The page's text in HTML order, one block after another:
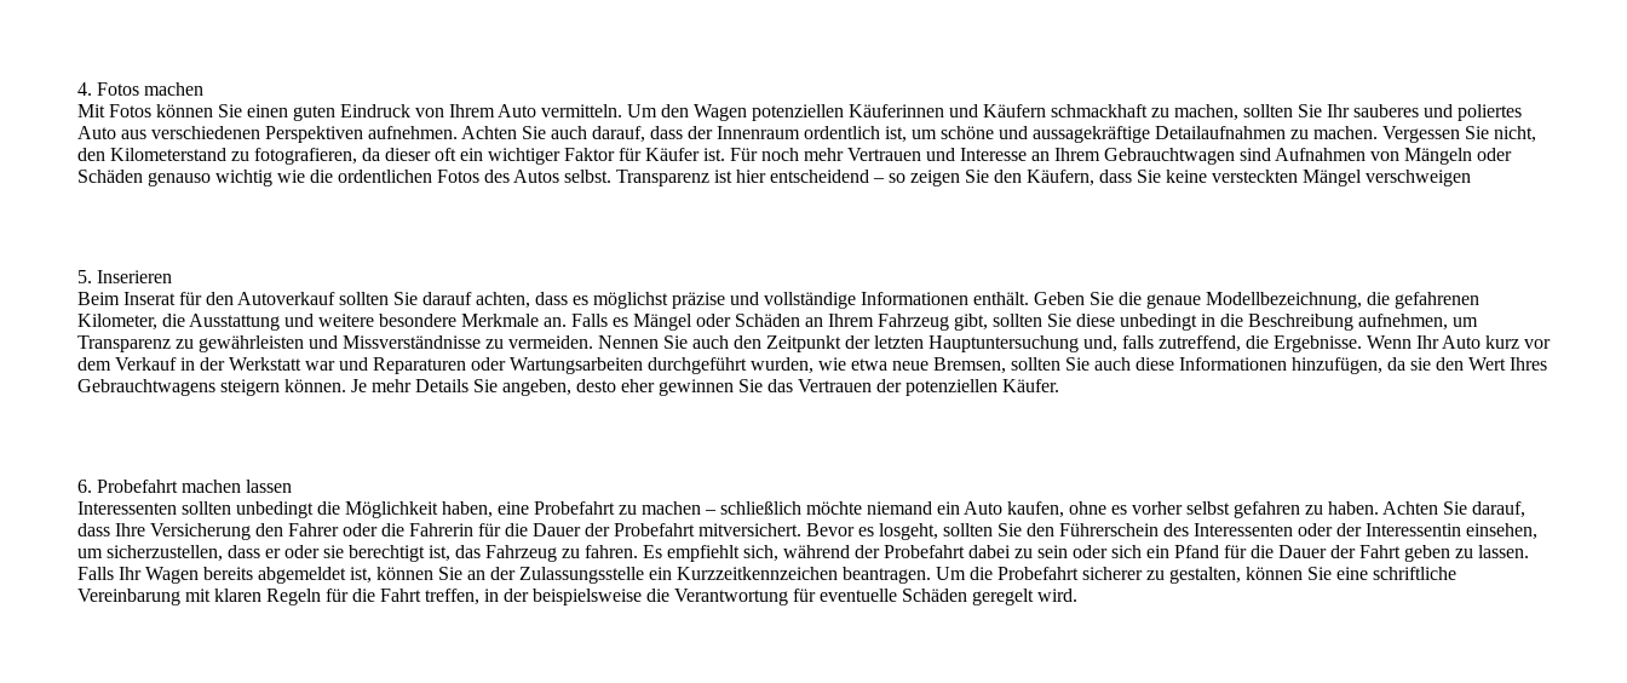
4. Fotos machen
Mit Fotos können Sie einen guten Eindruck von Ihrem Auto vermitteln. Um den Wagen potenziellen Käuferinnen und Käufern schmackhaft zu machen, sollten Sie Ihr sauberes und poliertes
Auto aus verschiedenen Perspektiven aufnehmen. Achten Sie auch darauf, dass der Innenraum ordentlich ist, um schöne und aussagekräftige Detailaufnahmen zu machen. Vergessen Sie nicht,
den Kilometerstand zu fotografieren, da dieser oft ein wichtiger Faktor für Käufer ist. Für noch mehr Vertrauen und Interesse an Ihrem Gebrauchtwagen sind Aufnahmen von Mängeln oder
Schäden genauso wichtig wie die ordentlichen Fotos des Autos selbst. Transparenz ist hier entscheidend – so zeigen Sie den Käufern, dass Sie keine versteckten Mängel verschweigen
5. Inserieren
Beim Inserat für den Autoverkauf sollten Sie darauf achten, dass es möglichst präzise und vollständige Informationen enthält. Geben Sie die genaue Modellbezeichnung, die gefahrenen
Kilometer, die Ausstattung und weitere besondere Merkmale an. Falls es Mängel oder Schäden an Ihrem Fahrzeug gibt, sollten Sie diese unbedingt in die Beschreibung aufnehmen, um
Transparenz zu gewährleisten und Missverständnisse zu vermeiden. Nennen Sie auch den Zeitpunkt der letzten Hauptuntersuchung und, falls zutreffend, die Ergebnisse. Wenn Ihr Auto kurz vor
dem Verkauf in der Werkstatt war und Reparaturen oder Wartungsarbeiten durchgeführt wurden, wie etwa neue Bremsen, sollten Sie auch diese Informationen hinzufügen, da sie den Wert Ihres
Gebrauchtwagens steigern können. Je mehr Details Sie angeben, desto eher gewinnen Sie das Vertrauen der potenziellen Käufer.
6. Probefahrt machen lassen
Interessenten sollten unbedingt die Möglichkeit haben, eine Probefahrt zu machen – schließlich möchte niemand ein Auto kaufen, ohne es vorher selbst gefahren zu haben. Achten Sie darauf,
dass Ihre Versicherung den Fahrer oder die Fahrerin für die Dauer der Probefahrt mitversichert. Bevor es losgeht, sollten Sie den Führerschein des Interessenten oder der Interessentin einsehen,
um sicherzustellen, dass er oder sie berechtigt ist, das Fahrzeug zu fahren. Es empfiehlt sich, während der Probefahrt dabei zu sein oder sich ein Pfand für die Dauer der Fahrt geben zu lassen.
Falls Ihr Wagen bereits abgemeldet ist, können Sie an der Zulassungsstelle ein Kurzzeitkennzeichen beantragen. Um die Probefahrt sicherer zu gestalten, können Sie eine schriftliche
Vereinbarung mit klaren Regeln für die Fahrt treffen, in der beispielsweise die Verantwortung für eventuelle Schäden geregelt wird.